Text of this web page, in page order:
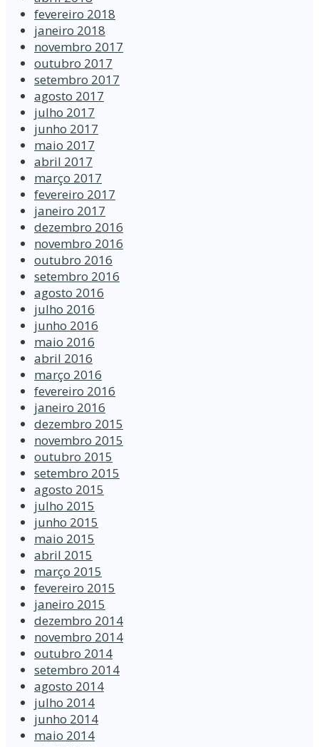
fevereiro 2018
janeiro 2018
novembro 2017
outubro 2017
setembro 2017
agosto 2017
julho 2017
junho 2017
maio 2017
abril 2017
março 2017
fevereiro 2017
janeiro 2017
dezembro 2016
novembro 2016
outubro 2016
setembro 2016
agosto 2016
julho 2016
junho 2016
maio 2016
abril 2016
março 2016
fevereiro 2016
janeiro 2016
dezembro 2015
novembro 2015
outubro 2015
setembro 2015
agosto 2015
julho 2015
junho 2015
maio 2015
abril 2015
março 2015
fevereiro 2015
janeiro 2015
dezembro 2014
novembro 2014
outubro 2014
setembro 2014
agosto 2014
julho 2014
junho 2014
maio 2014